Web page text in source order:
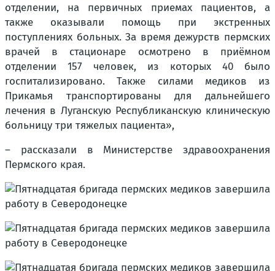
отделении, на первичных приемах пациентов, а
также оказывали помощь при экстренных
поступлениях больных. За время дежурств пермских
врачей в стационаре осмотрено в приёмном
отделении 157 человек, из которых 40 было
госпитализировано. Также силами медиков из
Прикамья транспортированы для дальнейшего
лечения в Луганскую Республиканскую клиническую
больницу три тяжелых пациента»,
– рассказали в Министерстве здравоохранения
Пермского края.